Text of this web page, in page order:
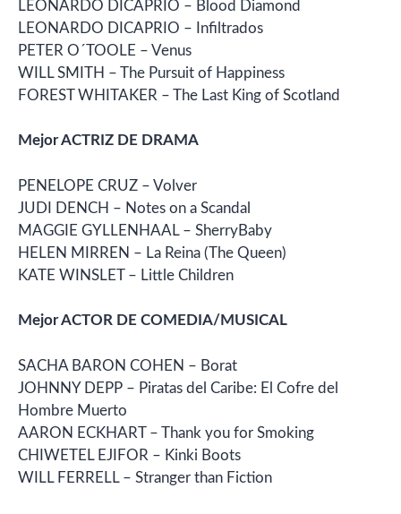
LEONARDO DICAPRIO – Blood Diamond
LEONARDO DICAPRIO – Infiltrados
PETER O´TOOLE – Venus
WILL SMITH – The Pursuit of Happiness
FOREST WHITAKER – The Last King of Scotland
Mejor ACTRIZ DE DRAMA
PENELOPE CRUZ – Volver
JUDI DENCH – Notes on a Scandal
MAGGIE GYLLENHAAL – SherryBaby
HELEN MIRREN – La Reina (The Queen)
KATE WINSLET – Little Children
Mejor ACTOR DE COMEDIA/MUSICAL
SACHA BARON COHEN – Borat
JOHNNY DEPP – Piratas del Caribe: El Cofre del
Hombre Muerto
AARON ECKHART – Thank you for Smoking
CHIWETEL EJIFOR – Kinki Boots
WILL FERRELL – Stranger than Fiction